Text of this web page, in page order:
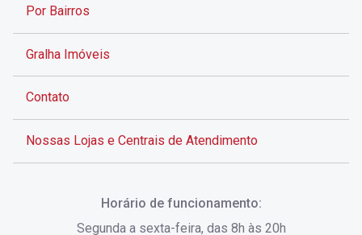
Por Bairros
Gralha Imóveis
Contato
Nossas Lojas e Centrais de Atendimento
Horário de funcionamento:
Segunda a sexta-feira, das 8h às 20h